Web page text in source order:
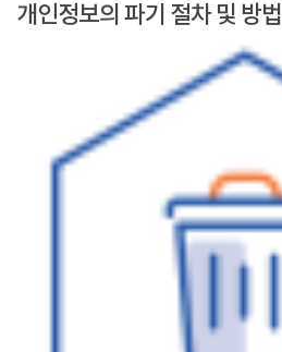
개인정보의 파기 절차 및 방법